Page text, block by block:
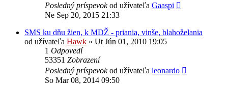
Posledný príspevokod užívateľa Gaaspi
Ne Sep 20, 2015 21:33
SMS ku dňu žien, k MDŽ - priania, vinše, blahoželania
od užívateľa Hawk » Ut Jún 01, 2010 19:05
1 Odpovedí
53351 Zobrazení
Posledný príspevokod užívateľa leonardo
So Mar 08, 2014 09:50